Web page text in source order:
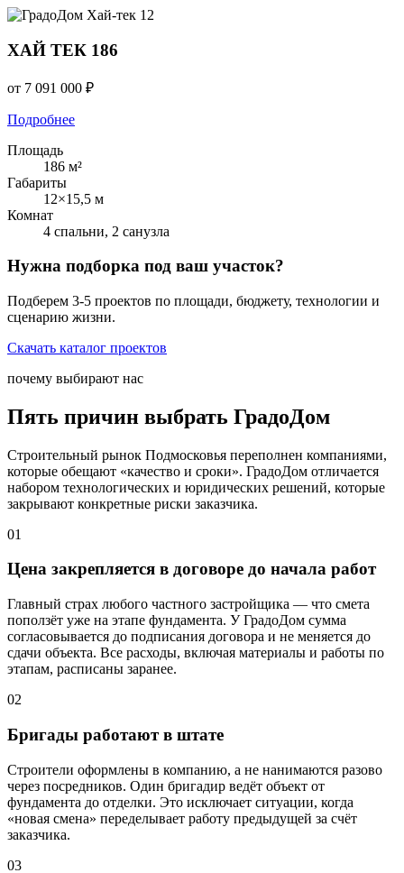
Хай-тек 12
ХАЙ ТЕК 186
от 7 091 000 ₽
Подробнее
Площадь
186 м²
Габариты
12×15,5 м
Комнат
4 спальни, 2 санузла
Нужна подборка под ваш участок?
Подберем 3-5 проектов по площади, бюджету, технологии и
сценарию жизни.
Скачать каталог проектов
почему выбирают нас
Пять причин выбрать ГрадоДом
Строительный рынок Подмосковья переполнен компаниями,
которые обещают «качество и сроки». ГрадоДом отличается
набором технологических и юридических решений, которые
закрывают конкретные риски заказчика.
01
Цена закрепляется в договоре до начала работ
Главный страх любого частного застройщика — что смета
поползёт уже на этапе фундамента. У ГрадоДом сумма
согласовывается до подписания договора и не меняется до
сдачи объекта. Все расходы, включая материалы и работы по
этапам, расписаны заранее.
02
Бригады работают в штате
Строители оформлены в компанию, а не нанимаются разово
через посредников. Один бригадир ведёт объект от
фундамента до отделки. Это исключает ситуации, когда
«новая смена» переделывает работу предыдущей за счёт
заказчика.
03